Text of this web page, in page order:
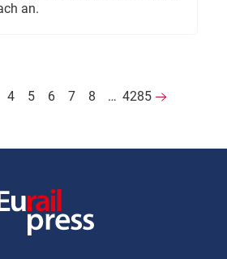
an.
4 5 6 7 8 … 4285